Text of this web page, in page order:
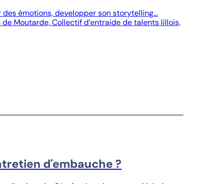
émotions, developper son storytelling…
Moutarde, Collectif d’entraide de talents lillois,
d'embauche ?